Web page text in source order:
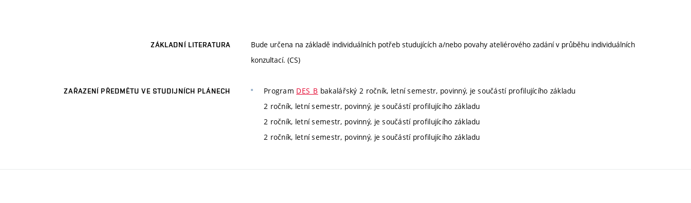
ZÁKLADNÍ LITERATURA
Bude určena na základě individuálních potřeb studujících a/nebo povahy ateliérového zadání v průběhu individuálních
konzultací. (CS)
ZAŘAZENÍ PŘEDMĚTU VE STUDIJNÍCH PLÁNECH Program DES_B bakalářský 2 ročník, letní semestr, povinný, je součástí profilujícího základu
2 ročník, letní semestr, povinný, je součástí profilujícího základu
2 ročník, letní semestr, povinný, je součástí profilujícího základu
2 ročník, letní semestr, povinný, je součástí profilujícího základu